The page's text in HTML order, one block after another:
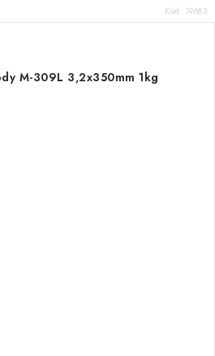
Kód: 19683
M-309L 3,2x350mm 1kg